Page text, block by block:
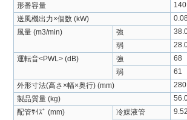
形番容量
140
送風機出力×個数 (kW)
風量 (m3/min)
強
弱
運転音<PWL> (dB)
強
68
弱
61
外形寸法(高さ×幅×奥行) (mm)
製品質量 (kg)
配管ｻｲｽﾞ (mm)
冷媒液管
9.52